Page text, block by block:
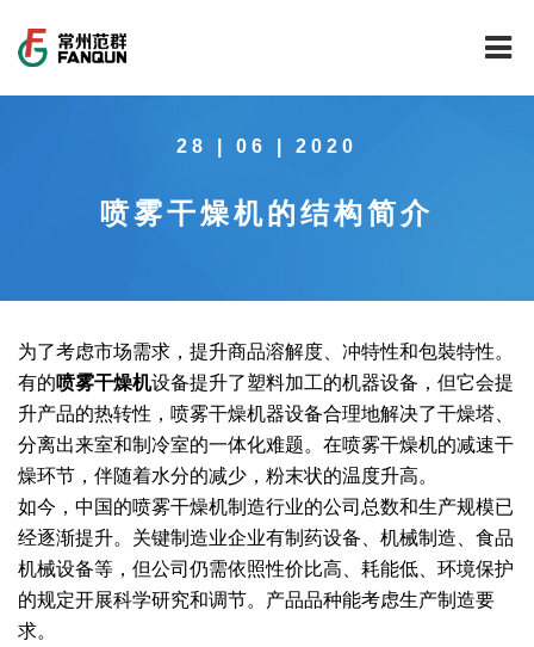
公司介绍
公司荣誉
范群文化
公司大事记
载体催化剂全自动生产线系列
回转圆筒干燥焙烧系列
气流干燥系列
喷雾干燥机系列
带式干燥焙烧系列
新能源新材料行业
制药行业
食品行业
环保行业
化工行业
技术中心
工程实验室
工程技术中心
质量监督技术中心
新闻中心
范群新闻
行业新闻
技术专栏
服务中心
常见问题
社会责任
全球契约组织成员
绿色发展
人才招聘
28 | 06 | 2020
喷雾干燥机的结构简介
为了考虑市场需求，提升商品溶解度、冲特性和包裝特性。
有的喷雾干燥机设备提升了塑料加工的机器设备，但它会提
升产品的热转性，喷雾干燥机器设备合理地解决了干燥塔、
分离出来室和制冷室的一体化难题。在喷雾干燥机的减速干
燥环节，伴随着水分的减少，粉末状的温度升高。
如今，中国的喷雾干燥机制造行业的公司总数和生产规模已
经逐渐提升。关键制造业企业有制药设备、机械制造、食品
机械设备等，但公司仍需依照性价比高、耗能低、环境保护
的规定开展科学研究和调节。产品品种能考虑生产制造要
求。